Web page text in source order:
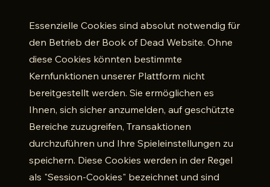
Essenzielle Cookies sind absolut notwendig für
den Betrieb der Book of Dead Website. Ohne
diese Cookies könnten bestimmte
Kernfunktionen unserer Plattform nicht
bereitgestellt werden. Sie ermöglichen es
Ihnen, sich sicher anzumelden, auf geschützte
Bereiche zuzugreifen, Transaktionen
durchzuführen und Ihre Spieleinstellungen zu
speichern. Diese Cookies werden in der Regel
als "Session-Cookies" bezeichnet und sind